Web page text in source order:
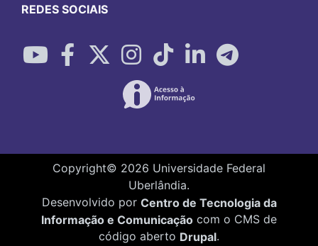
REDES SOCIAIS
Copyright© 2026 Universidade Federal
Uberlândia.
Desenvolvido por Centro de Tecnologia da
Informação e Comunicação com o CMS de
código aberto Drupal.